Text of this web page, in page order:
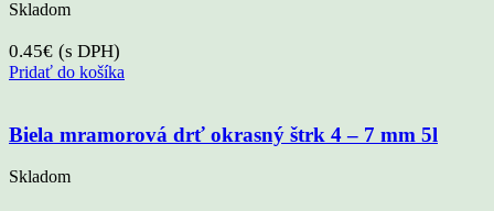
Skladom
0.45€ (s DPH)
Pridať do košíka
Biela mramorová drť okrasný štrk 4 – 7 mm 5l
Skladom